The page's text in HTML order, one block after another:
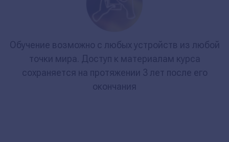
Обучение возможно с любых устройств из любой
точки мира. Доступ к материалам курса
сохраняется на протяжении 3 лет после его
окончания